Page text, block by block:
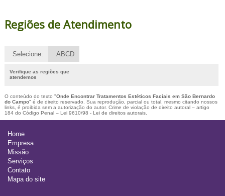
Regiões de Atendimento
Selecione: ABCD
Verifique as regiões que
atendemos
O conteúdo do texto "Onde Encontrar Tratamentos Estéticos Faciais em São Bernardo
do Campo" é de direito reservado. Sua reprodução, parcial ou total, mesmo citando nossos
links, é proibida sem a autorização do autor. Crime de violação de direito autoral – artigo
184 do Código Penal – Lei 9610/98 - Lei de direitos autorais.
Home
Empresa
Missão
Serviços
Contato
Mapa do site